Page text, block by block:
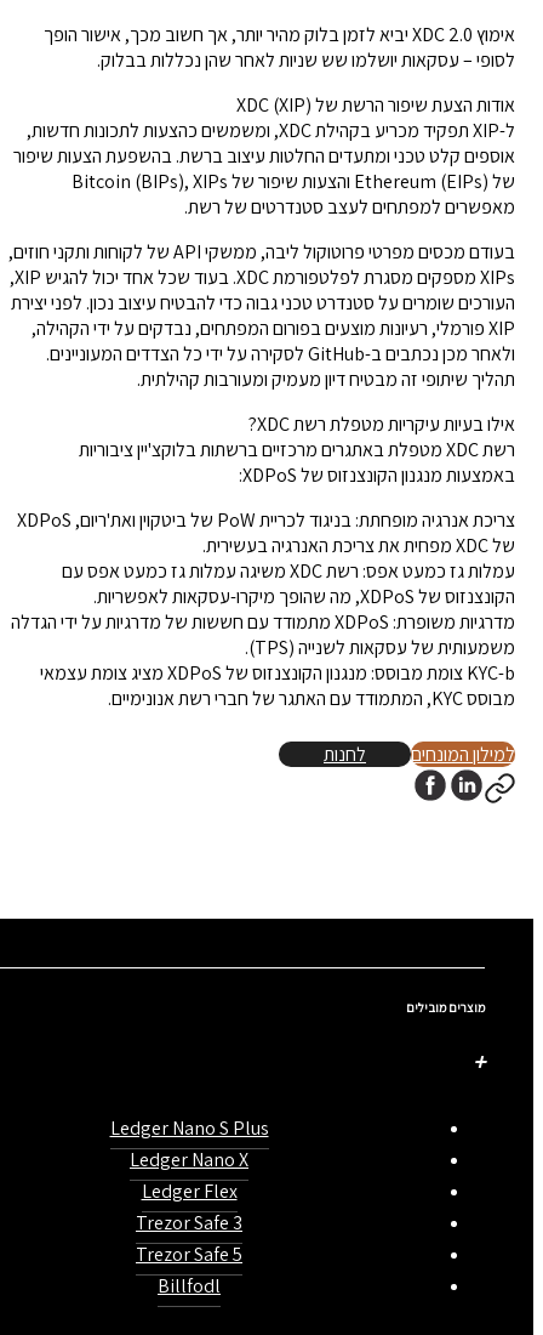
אימוץ XDC 2.0 יביא לזמן בלוק מהיר יותר, אך חשוב מכך, אישור הופך
לסופי – עסקאות יושלמו שש שניות לאחר שהן נכללות בבלוק.
אודות הצעת שיפור הרשת של XDC (XIP)
ל-XIP תפקיד מכריע בקהילת XDC, ומשמשים כהצעות לתכונות חדשות,
אוספים קלט טכני ומתעדים החלטות עיצוב ברשת. בהשפעת הצעות שיפור
של Ethereum (EIPs) והצעות שיפור של Bitcoin (BIPs), XIPs
מאפשרים למפתחים לעצב סטנדרטים של רשת.
בעודם מכסים מפרטי פרוטוקול ליבה, ממשקי API של לקוחות ותקני חוזים,
XIPs מספקים מסגרת לפלטפורמת XDC. בעוד שכל אחד יכול להגיש XIP,
העורכים שומרים על סטנדרט טכני גבוה כדי להבטיח עיצוב נכון. לפני יצירת
XIP פורמלי, רעיונות מוצעים בפורום המפתחים, נבדקים על ידי הקהילה,
ולאחר מכן נכתבים ב-GitHub לסקירה על ידי כל הצדדים המעוניינים.
תהליך שיתופי זה מבטיח דיון מעמיק ומעורבות קהילתית.
אילו בעיות עיקריות מטפלת רשת XDC?
רשת XDC מטפלת באתגרים מרכזיים ברשתות בלוקצ'יין ציבוריות
באמצעות מנגנון הקונצנזוס של XDPoS:
צריכת אנרגיה מופחתת: בניגוד לכריית PoW של ביטקוין ואת'ריום, XDPoS
של XDC מפחית את צריכת האנרגיה בעשירית.
עמלות גז כמעט אפס: רשת XDC משיגה עמלות גז כמעט אפס עם
הקונצנזוס של XDPoS, מה שהופך מיקרו-עסקאות לאפשריות.
מדרגיות משופרת: XDPoS מתמודד עם חששות של מדרגיות על ידי הגדלה
משמעותית של עסקאות לשנייה (TPS).
KYC-b צומת מבוסס: מנגנון הקונצנזוס של XDPoS מציג צומת עצמאי
מבוסס KYC, המתמודד עם האתגר של חברי רשת אנונימיים.
למילון המונחים לחנות
מוצרים מובילים
Ledger Nano S Plus
Ledger Nano X
Ledger Flex
Trezor Safe 3
Trezor Safe 5
Billfodl